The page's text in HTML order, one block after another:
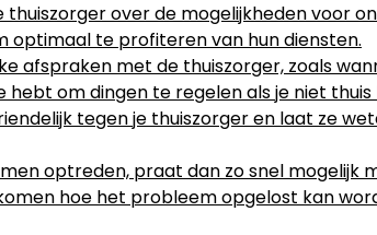
thuiszorger over de mogelijkheden voor
optimaal te profiteren van hun diensten.
afspraken met de thuiszorger, zoals
hebt om dingen te regelen als je niet thuis
tegen je thuiszorger en laat ze
optreden, praat dan zo snel mogelijk
hoe het probleem opgelost kan